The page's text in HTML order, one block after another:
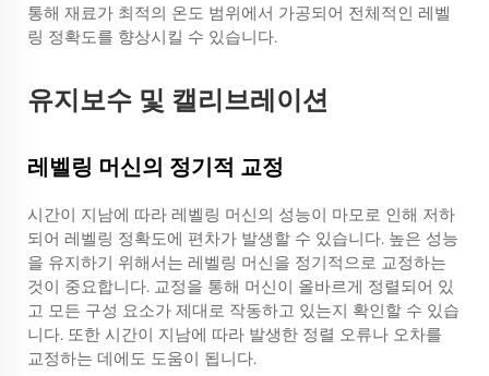
통해 재료가 최적의 온도 범위에서 가공되어 전체적인 레벨
링 정확도를 향상시킬 수 있습니다.
유지보수 및 캘리브레이션
레벨링 머신의 정기적 교정
시간이 지남에 따라 레벨링 머신의 성능이 마모로 인해 저하
되어 레벨링 정확도에 편차가 발생할 수 있습니다. 높은 성능
을 유지하기 위해서는 레벨링 머신을 정기적으로 교정하는
것이 중요합니다. 교정을 통해 머신이 올바르게 정렬되어 있
고 모든 구성 요소가 제대로 작동하고 있는지 확인할 수 있습
니다. 또한 시간이 지남에 따라 발생한 정렬 오류나 오차를
교정하는 데에도 도움이 됩니다.